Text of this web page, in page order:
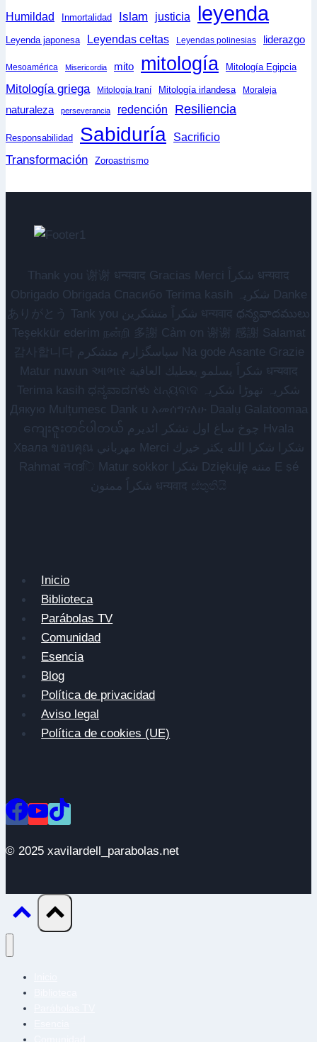
Humildad Inmortalidad Islam justicia leyenda
Leyenda japonesa Leyendas celtas Leyendas polinesias liderazgo
Mesoamérica Misericordia mito mitología Mitología Egipcia
Mitología griega Mitología Iraní Mitología irlandesa Moraleja
naturaleza perseverancia redención Resiliencia
Responsabilidad Sabiduría Sacrificio
Transformación Zoroastrismo
Thank you 谢谢 धन्यवाद Gracias Merci شكراً धन्यवाद
Obrigado Obrigada Спасибо Terima kasih شکریہ Danke
ありがとう Tank you شكراً متشكرين धन्यवाद ధన్యవాదములు
Teşekkür ederim நன்றி 多謝 Cảm ơn 谢谢 感謝 Salamat
감사합니다 سپاسگزارم متشکرم Na gode Asante Grazie
Matur nuwun આભાર شكراً يسلمو يعطيك العافية धन्यवाद
Terima kasih ಧನ್ಯವಾದಗಳು ଧନ୍ୟବାଦ شکریہ تھوڑا شکریہ
Дякую Mulțumesc Dank u አመሰግናለሁ Daalụ Galatoomaa
ကျေးဇူးတင်ပါတယ် چوخ ساغ اول تشکر ائدیرم Hvala
Хвала ขอบคุณ مهرباني Merci شكرا شكرا الله يكثر خيرك
Rahmat नന്ദि Matur sokkor شكرا Dziękuję مننه Ẹ ṣé
شكراً ممنون धन्यवाद ස්තුතියි
Inicio
Biblioteca
Parábolas TV
Comunidad
Esencia
Blog
Política de privacidad
Aviso legal
Política de cookies (UE)
© 2025 xavilardell_parabolas.net